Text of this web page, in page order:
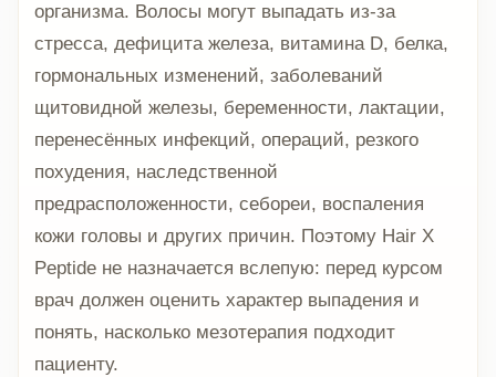
организма. Волосы могут выпадать из-за
стресса, дефицита железа, витамина D, белка,
гормональных изменений, заболеваний
щитовидной железы, беременности, лактации,
перенесённых инфекций, операций, резкого
похудения, наследственной
предрасположенности, себореи, воспаления
кожи головы и других причин. Поэтому Hair X
Peptide не назначается вслепую: перед курсом
врач должен оценить характер выпадения и
понять, насколько мезотерапия подходит
пациенту.